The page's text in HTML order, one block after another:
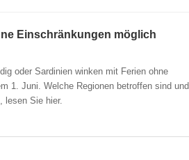
Einschränkungen möglich
oder Sardinien winken mit Ferien ohne
1. Juni. Welche Regionen betroffen sind und
lesen Sie hier.